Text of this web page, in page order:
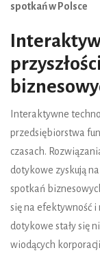
spotkań w Polsce
Interaktywne
przedsiębiorstwa
czasach.
dotykowe zyskują
spotkań
się na efektywność
dotykowe stały się
wiodących